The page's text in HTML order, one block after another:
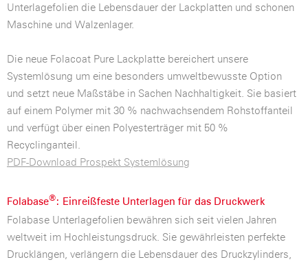
Unterlagefolien die Lebensdauer der Lackplatten und schonen
Maschine und Walzenlager.
Die neue Folacoat Pure Lackplatte bereichert unsere
Systemlösung um eine besonders umweltbewusste Option
und setzt neue Maßstäbe in Sachen Nachhaltigkeit. Sie basiert
auf einem Polymer mit 30 % nachwachsendem Rohstoffanteil
und verfügt über einen Polyesterträger mit 50 %
Recyclinganteil.
PDF-Download Prospekt Systemlösung
Folabase®: Einreißfeste Unterlagen für das Druckwerk
Folabase Unterlagefolien bewähren sich seit vielen Jahren
weltweit im Hochleistungsdruck. Sie gewährleisten perfekte
Drucklängen, verlängern die Lebensdauer des Druckzylinders,